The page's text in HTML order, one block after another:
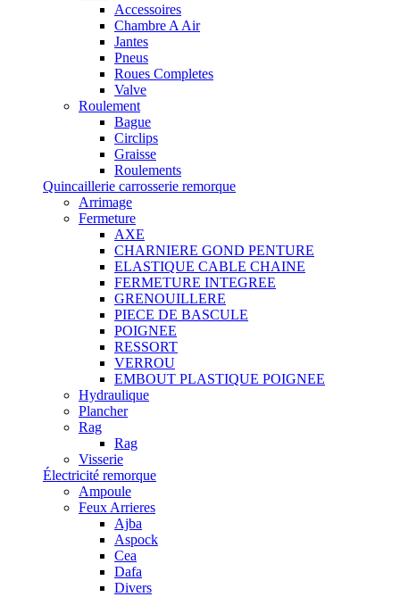
Accessoires
Chambre A Air
Jantes
Pneus
Roues Completes
Valve
Roulement
Bague
Circlips
Graisse
Roulements
Quincaillerie carrosserie remorque
Arrimage
Fermeture
AXE
CHARNIERE GOND PENTURE
ELASTIQUE CABLE CHAINE
FERMETURE INTEGREE
GRENOUILLERE
PIECE DE BASCULE
POIGNEE
RESSORT
VERROU
EMBOUT PLASTIQUE POIGNEE
Hydraulique
Plancher
Rag
Rag
Visserie
Électricité remorque
Ampoule
Feux Arrieres
Ajba
Aspock
Cea
Dafa
Divers